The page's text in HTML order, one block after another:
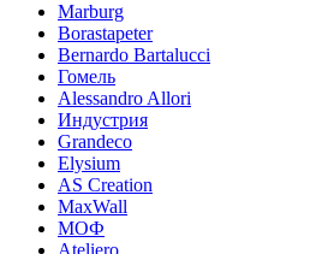
Marburg
Borastapeter
Bernardo Bartalucci
Гомель
Alessandro Allori
Индустрия
Grandeco
Elysium
AS Creation
MaxWall
МОФ